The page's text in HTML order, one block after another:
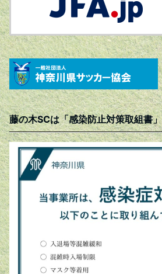
藤の木SCは「感染防止対策取組書